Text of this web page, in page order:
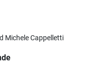
Michele Cappelletti